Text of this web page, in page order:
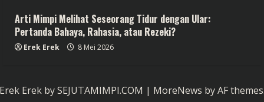
Arti Mimpi Melihat Seseorang Tidur dengan Ular:
Pertanda Bahaya, Rahasia, atau Rezeki?
Erek Erek 8 Mei 2026
Erek by SEJUTAMIMPI.COM | MoreNews by AF